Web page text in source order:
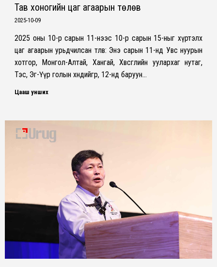
Тав хоногийн цаг агаарын төлөв
2025-10-09
2025 оны 10-р сарын 11-нээс 10-р сарын 15-ныг хүртэлх
цаг агаарын урьдчилсан төлөв: Энэ сарын 11-нд Увс нуурын
хотгор, Монгол-Алтай, Хангай, Хөвсгөлийн уулархаг нутаг,
Тэс, Эг-Үүр голын хөндийгөөр, 12-нд баруун…
Цааш унших